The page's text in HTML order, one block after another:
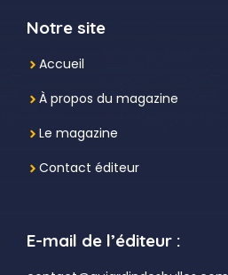
Notre site
Accueil
À propos du magazine
Le magazine
Contact éditeur
E-mail de l’éditeur :